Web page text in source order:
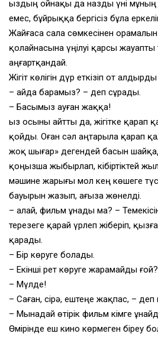
Қыздың ойнақы да назды үні мұның
емес, бұйрыққа бергісіз бұла
Жайғаса сала сөмкесінен
қолайнасына үңілуі қарсы
аңғартқандай.
Жігіт көлігін дүр еткізіп от
– Қайда барамыз? – деп сұрады.
– Басымыз ауған жаққа!
Қыз осыны айтты да, жігітке қарап
қойды. Оған сәл аңтарыла қарап
жоқ шығар» дегендей басын
қоңызша жыбырлап, кібіртіктей
мәшине жарығы мол кең көшеге
бауырын жазып, ағыза жөнелді.
– Қалай, фильм ұнады ма? – Темекісін
терезеге қарай үрлеп жіберіп,
қарады.
– Бір көруге болады.
– Екінші рет көруге жарамайды ғой?
– Мүлде!
– Саған, сірә, ештеңе жақпас, – деп
– Мынадай өтірік фильм кімге
Өмірінде еш кино көрмеген біреу